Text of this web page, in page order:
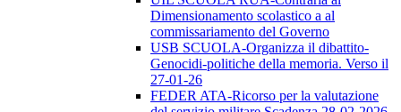
Dimensionamento scolastico a al
commissariamento del Governo
USB SCUOLA-Organizza il dibattito-
Genocidi-politiche della memoria. Verso il
27-01-26
FEDER ATA-Ricorso per la valutazione